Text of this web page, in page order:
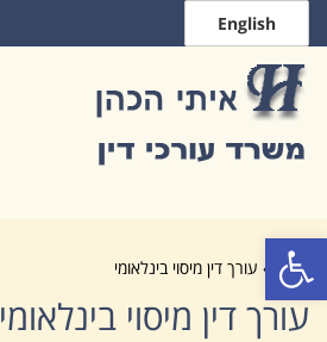
פתח סרגל נגישות
English
ראשי » עורך דין מיסוי בינלאומי
עורך דין מיסוי בינלאומי